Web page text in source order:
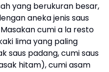
yang berukuran besar,
aneka jenis saus
cumi a la resto
lima yang paling
saus padang, cumi saus
hitam), cumi asam